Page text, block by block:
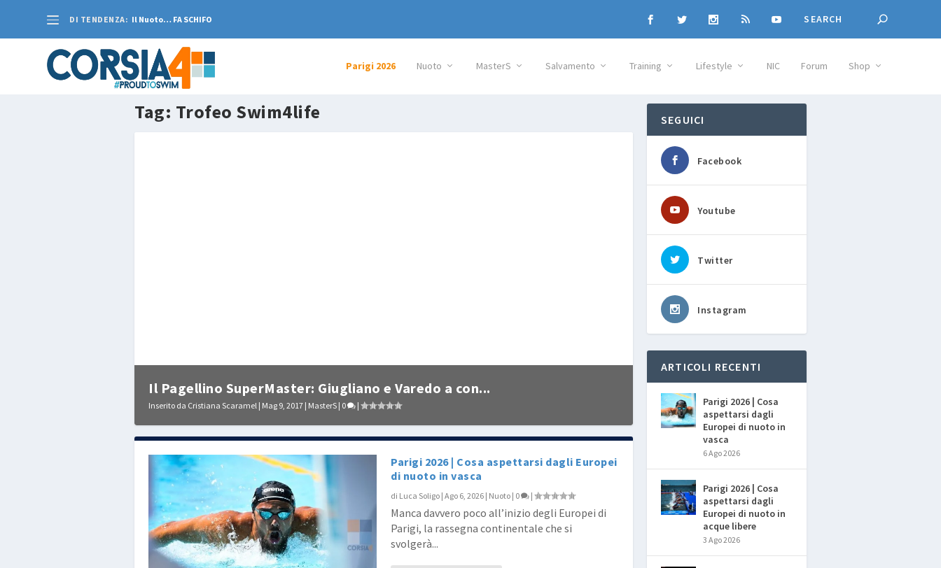
DI TENDENZA: Il Nuoto… FA SCHIFO
Parigi 2026 Nuoto MasterS Salvamento Training Lifestyle NIC Forum Shop
Tag: Trofeo Swim4life
Il Pagellino SuperMaster: Giugliano e Varedo a con...
Inserito da Cristiana Scaramel | Mag 9, 2017 | MasterS | 0 |
Parigi 2026 | Cosa aspettarsi dagli Europei
di nuoto in vasca
di Luca Soligo | Ago 6, 2026 | Nuoto | 0 |
Manca davvero poco all’inizio degli Europei di
Parigi, la rassegna continentale che si
svolgerà...
SEGUICI
Facebook
Youtube
Twitter
Instagram
ARTICOLI RECENTI
Parigi 2026 | Cosa
aspettarsi dagli
Europei di nuoto in
vasca
6 Ago 2026
Parigi 2026 | Cosa
aspettarsi dagli
Europei di nuoto in
acque libere
3 Ago 2026